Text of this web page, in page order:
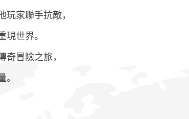
家聯手抗敵，
世界。
奇冒險之旅，